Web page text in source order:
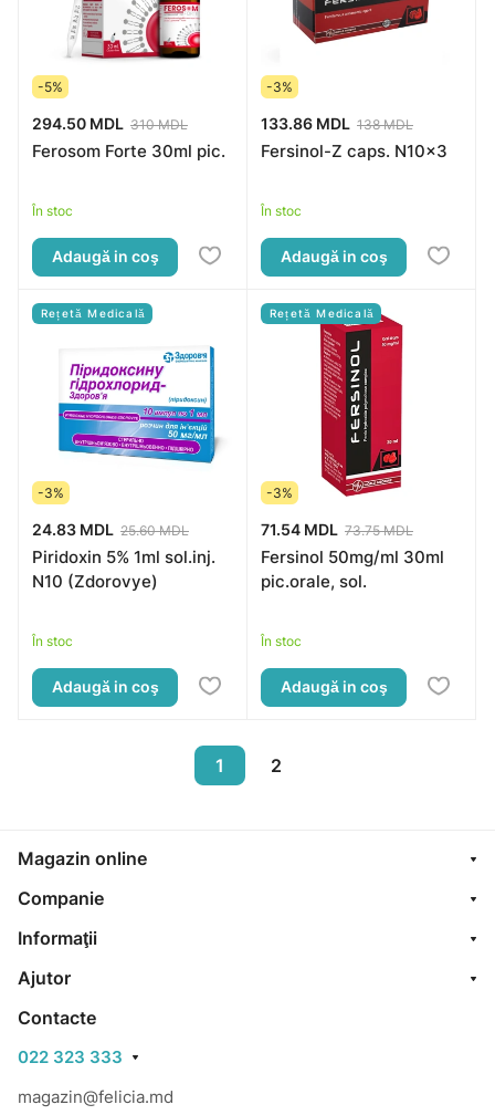
-5%
294.50 MDL 310 MDL
Ferosom Forte 30ml pic.
În stoc
Adaugă in coş
-3%
133.86 MDL 138 MDL
Fersinol-Z caps. N10x3
În stoc
Adaugă in coş
Rețetă Medicală
-3%
24.83 MDL 25.60 MDL
Piridoxin 5% 1ml sol.inj.
N10 (Zdorovye)
În stoc
Adaugă in coş
Rețetă Medicală
-3%
71.54 MDL 73.75 MDL
Fersinol 50mg/ml 30ml
pic.orale, sol.
În stoc
Adaugă in coş
1 2
Magazin online
Companie
Informaţii
Ajutor
Contacte
022 323 333
magazin@felicia.md